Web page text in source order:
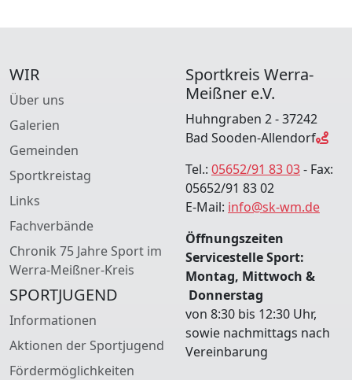
WIR
Über uns
Galerien
Gemeinden
Sportkreistag
Links
Fachverbände
Chronik 75 Jahre Sport im
Werra-Meißner-Kreis
SPORTJUGEND
Informationen
Aktionen der Sportjugend
Fördermöglichkeiten
Sportkreis Werra-
Meißner e.V.
Huhngraben 2 - 37242
Bad Sooden-Allendorf
Tel.: 05652/91 83 03- Fax:
05652/91 83 02
E-Mail: info@sk-wm.de
Öffnungszeiten
Servicestelle Sport:
Montag, Mittwoch &
Donnerstag
von 8:30 bis 12:30 Uhr,
sowie nachmittags nach
Vereinbarung